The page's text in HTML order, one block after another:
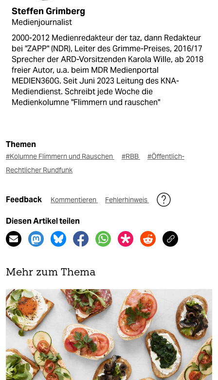
Steffen Grimberg
Medienjournalist
2000-2012 Medienredakteur der taz, dann Redakteur
bei "ZAPP" (NDR), Leiter des Grimme-Preises, 2016/17
Sprecher der ARD-Vorsitzenden Karola Wille, ab 2018
freier Autor, u.a. beim MDR Medienportal
MEDIEN360G. Seit Juni 2023 Leitung des KNA-
Mediendienst. Schreibt jede Woche die
Medienkolumne "Flimmern und rauschen"
Themen
#Kolumne Flimmern und Rauschen #RBB
#Öffentlich-
Rechtlicher Rundfunk
Feedback Kommentieren Fehlerhinweis
Diesen Artikel teilen
Mehr zum Thema